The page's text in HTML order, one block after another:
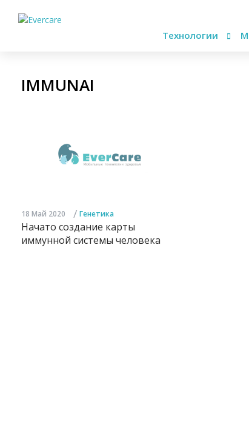
Технологии
IMMUNAI
18 Май 2020 / Генетика
Начато создание карты
иммунной системы человека